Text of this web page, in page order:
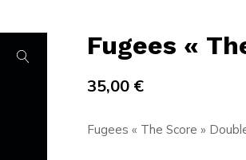
Fugees «
35,00 €
Fugees « The Score »